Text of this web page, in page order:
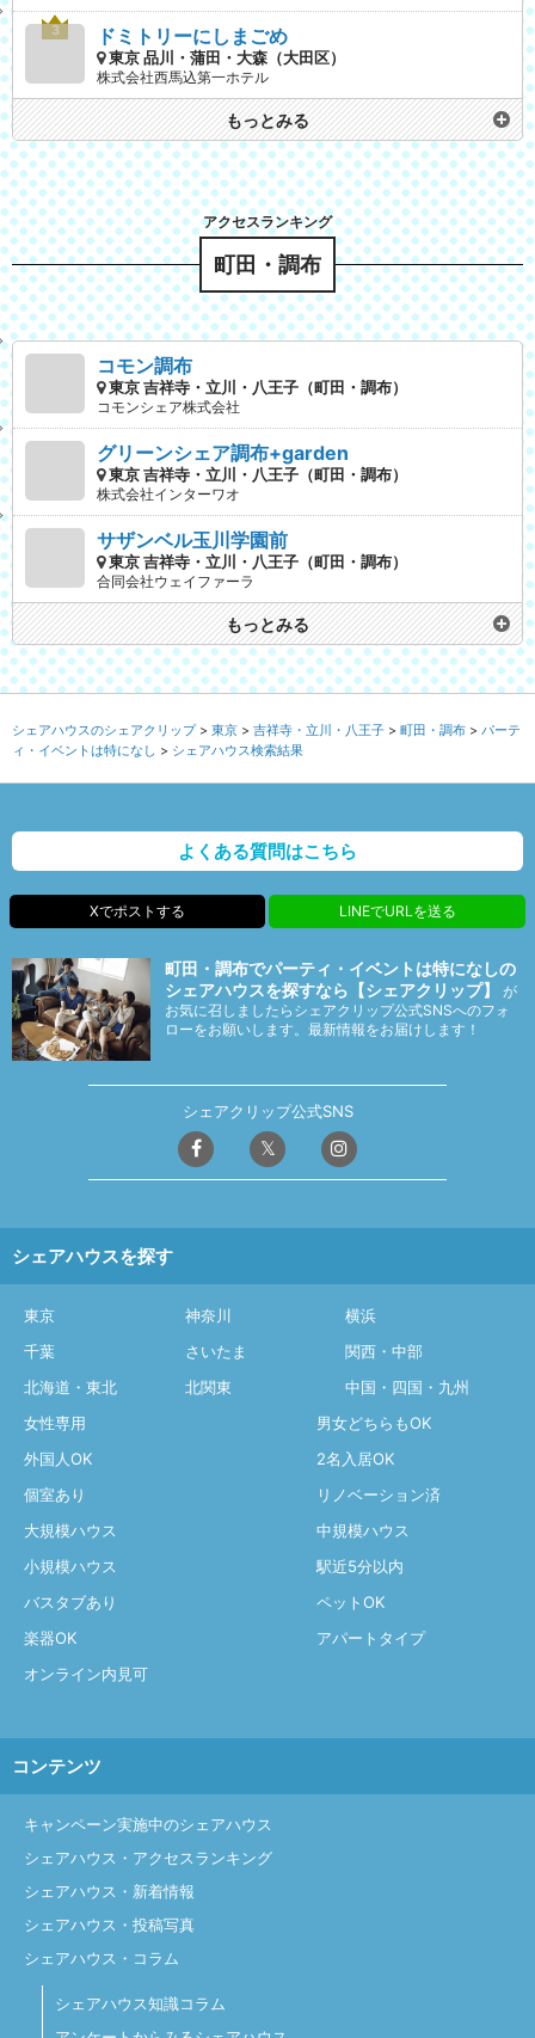
ドミトリーにしまごめ
東京 品川・蒲田・大森（大田区）
株式会社西馬込第一ホテル
もっとみる
町田・調布
コモン調布
東京 吉祥寺・立川・八王子（町田・調布）
コモンシェア株式会社
グリーンシェア調布+garden
東京 吉祥寺・立川・八王子（町田・調布）
株式会社インターワオ
サザンベル玉川学園前
東京 吉祥寺・立川・八王子（町田・調布）
合同会社ウェイファーラ
もっとみる
シェアハウスのシェアクリップ 東京 吉祥寺・立川・八王子 町田・調布
パーテ
ィ・イベントは特になし
シェアハウス検索結果
よくある質問はこちら
Xでポストする LINEでURLを送る
町田・調布でパーティ・イベントは特になしの
シェアハウスを探すなら【シェアクリップ】
が
お気に召しましたらシェアクリップ公式SNSへのフォ
ローをお願いします。最新情報をお届けします！
シェアクリップ公式SNS
シェアハウスを探す
東京 神奈川
横浜
千葉
さいたま
関西・中部
北海道・東北
北関東
中国・四国・九州
女性専用
男女どちらもOK
外国人OK
2名入居OK
個室あり
リノベーション済
大規模ハウス
中規模ハウス
小規模ハウス
駅近5分以内
バスタブあり
ペットOK
楽器OK
アパートタイプ
オンライン内見可
コンテンツ
キャンペーン実施中のシェアハウス
シェアハウス・アクセスランキング
シェアハウス・新着情報
シェアハウス・投稿写真
シェアハウス・コラム
シェアハウス知識コラム